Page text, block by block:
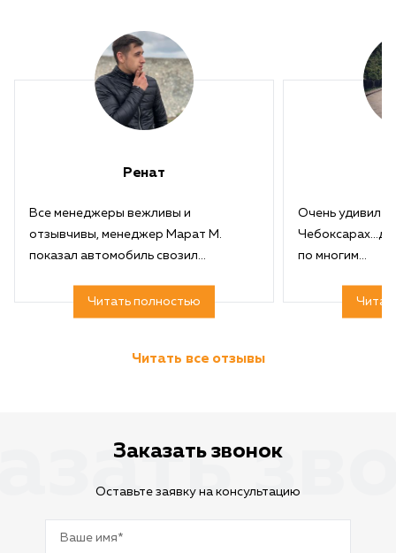
Ренат
Все менеджеры вежливы и
отзывчивы, менеджер Марат М.
показал автомобиль свозил...
Читать полностью
Очень удивил
по многим...
Читать все отзывы
Заказать звонок
Оставьте заявку на консультацию